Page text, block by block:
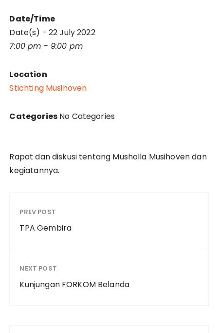
Date/Time
Date(s) - 22 July 2022
7:00 pm - 9:00 pm
Location
Stichting Musihoven
CategoriesNo Categories
Rapat dan diskusi tentang Musholla Musihoven dan
kegiatannya.
PREV POST
TPA Gembira
NEXT POST
Kunjungan FORKOM Belanda